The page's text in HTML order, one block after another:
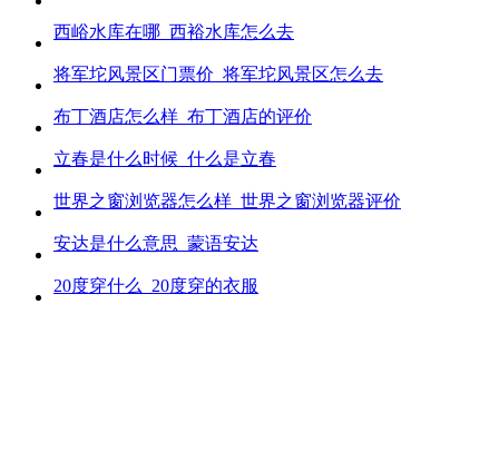
西峪水库在哪_西裕水库怎么去
将军坨风景区门票价_将军坨风景区怎么去
布丁酒店怎么样_布丁酒店的评价
立春是什么时候_什么是立春
世界之窗浏览器怎么样_世界之窗浏览器评价
安达是什么意思_蒙语安达
20度穿什么_20度穿的衣服